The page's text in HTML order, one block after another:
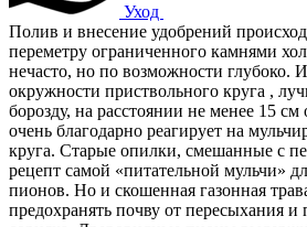
Уход
Полив и внесение удобрений
переметру ограниченного камнями
нечасто, но по возможности глубоко.
окружности приствольного круга ,
борозду, на расстоянии не менее 15 см
очень благодарно реагирует на
круга. Старые опилки, смешанные с
рецепт самой «питательной мульчи»
пионов. Но и скошенная газонная
предохранять почву от пересыхания и